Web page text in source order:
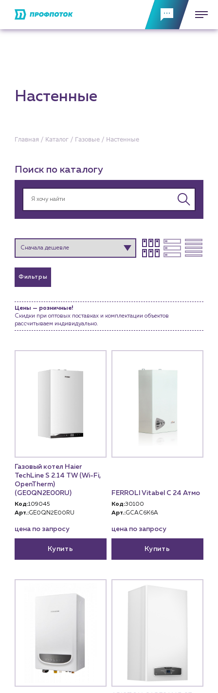
Настенные
Главная Каталог Газовые Настенные
Поиск по каталогу
Газовый котел Haier
TechLine S 2.14 TW (Wi-Fi,
OpenTherm)
(GE0QN2E00RU)
Код:109045
Арт.:GE0QN2E00RU
цена по запросу
Купить
FERROLI Vitabel C 24 Атмо
Код:30100
Арт.:GCAC6K6A
цена по запросу
Купить
Фильтры
Цены — розничные!
Скидки при оптовых поставках и комплектации объектов
рассчитываем индивидуально.